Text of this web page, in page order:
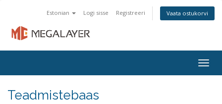
Estonian Logi sisse Registreeri Vaata ostukorvi
Teadmistebaas